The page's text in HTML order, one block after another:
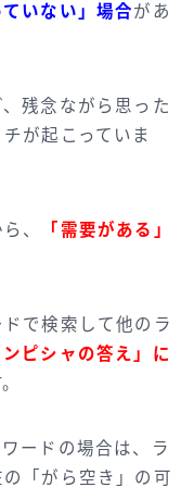
いない」場合があ
残念ながら思った
が起こっていま
、
「需要がある」
で検索して他のラ
ンピシャの答え」に
ードの場合は、ラ
「がら空き」の可